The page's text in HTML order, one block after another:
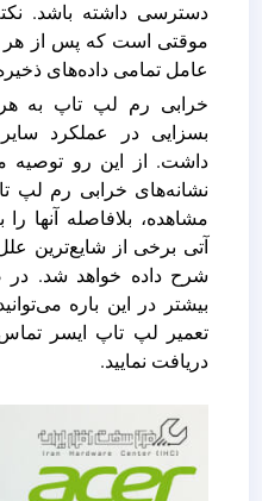
دسترسی داشته باشد.
موقتی است که پس از هر
عامل تمامی داده‌های
خرابی رم لپ تاپ به هر
بسزایی در عملکرد
داشت. از این رو توصیه
نشانه‌های خرابی رم لپ
مشاهده، بلافاصله آنها
آتی برخی از شایع‌ترین
شرح داده خواهد شد. در
بیشتر در این باره
تعمیر لپ تاپ ایسر
دریافت نمایید.